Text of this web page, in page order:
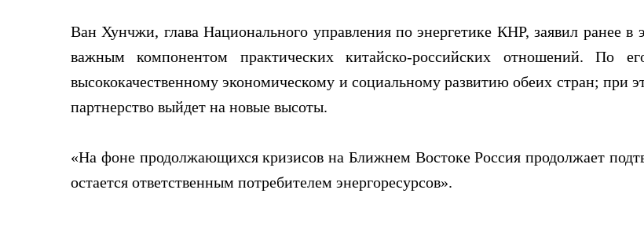
Ван Хунчжи, глава Национального управления по энергетике КНР, заявил ранее в
важным компонентом практических китайско-российских отношений. По
высококачественному экономическому и социальному развитию обеих стран; при
партнерство выйдет на новые высоты.
«На фоне продолжающихся кризисов на Ближнем Востоке Россия продолжает
остается ответственным потребителем энергоресурсов».